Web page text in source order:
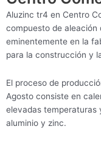
Aluzinc tr4 en Centro
compuesto de aleación
eminentemente en la
para la construcción y
El proceso de
Agosto consiste en
elevadas temperaturas
aluminio y zinc.